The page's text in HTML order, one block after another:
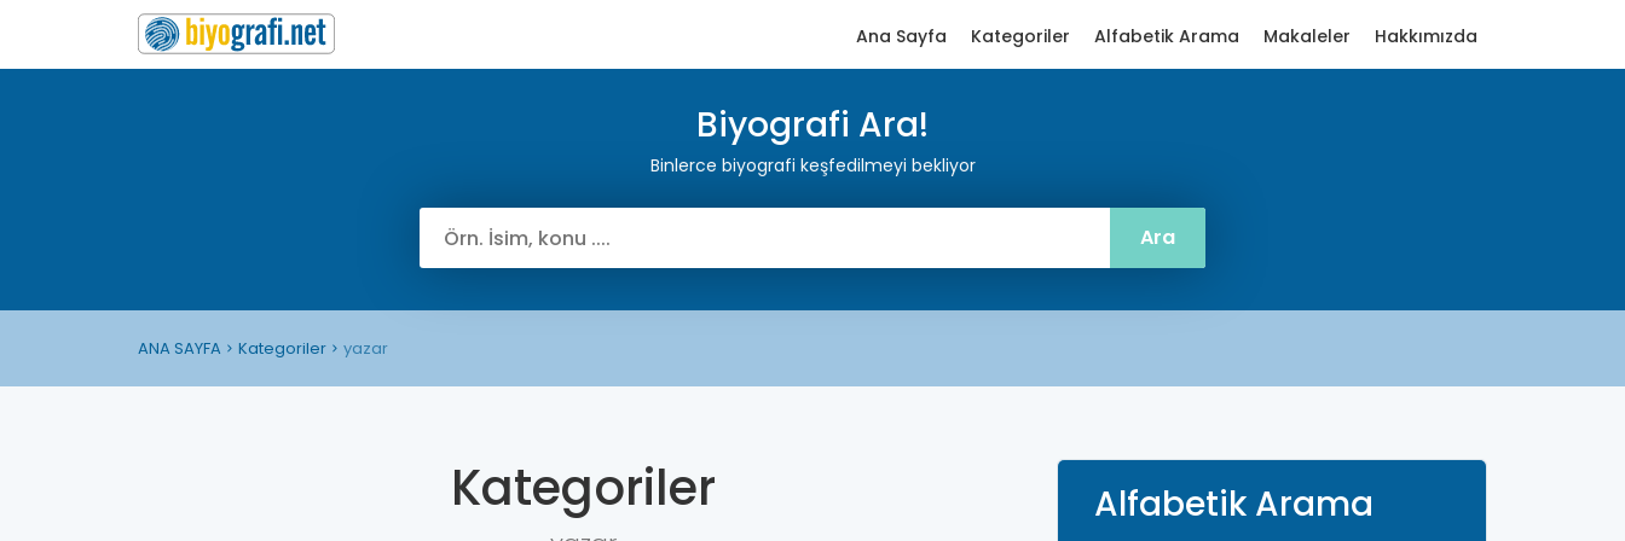
Ana Sayfa Kategoriler Alfabetik Arama Makaleler Hakkımızda
Biyografi Ara!
Binlerce biyografi keşfedilmeyi bekliyor
ANA SAYFA Kategoriler yazar
Kategoriler Alfabetik Arama